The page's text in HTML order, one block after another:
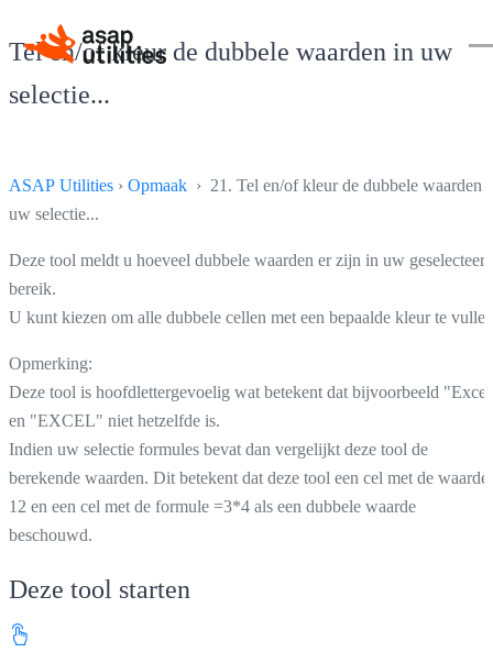
Tel en/of kleur de dubbele waarden in uw
selectie...
ASAP Utilities › Opmaak › 21. Tel en/of kleur de dubbele waarden
uw selectie...
Deze tool meldt u hoeveel dubbele waarden er zijn in uw
bereik.
U kunt kiezen om alle dubbele cellen met een bepaalde kleur te
Opmerking:
Deze tool is hoofdlettergevoelig wat betekent dat bijvoorbeeld
en "EXCEL" niet hetzelfde is.
Indien uw selectie formules bevat dan vergelijkt deze tool de
berekende waarden. Dit betekent dat deze tool een cel met de waarde
12 en een cel met de formule =3*4 als een dubbele waarde
beschouwd.
Deze tool starten